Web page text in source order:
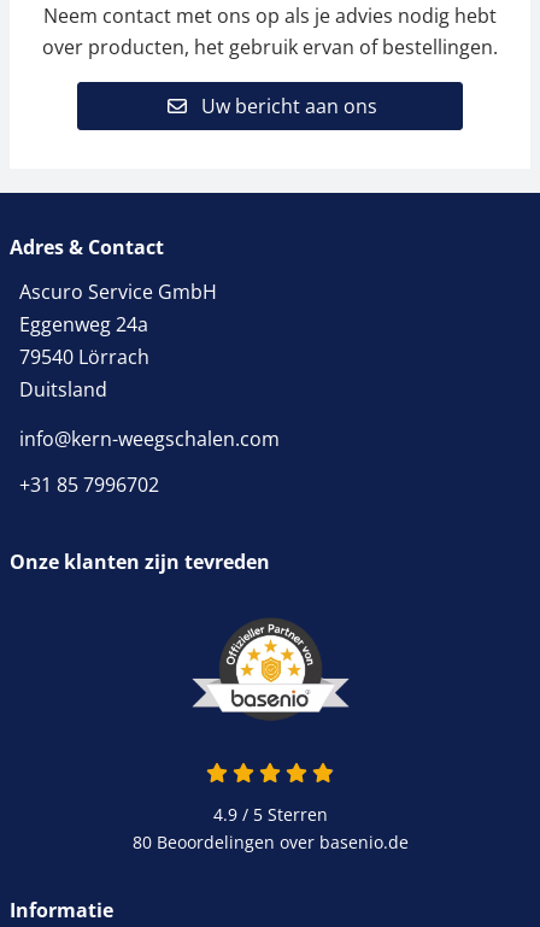
Neem contact met ons op als je advies nodig hebt
over producten, het gebruik ervan of bestellingen.
Uw bericht aan ons
Adres & Contact
Ascuro Service GmbH
Eggenweg 24a
79540 Lörrach
Duitsland
info@kern-weegschalen.com
+31 85 7996702
Onze klanten zijn tevreden
4.9 van 5
4.9 / 5Sterren
80 Beoordelingen over basenio.de
Informatie